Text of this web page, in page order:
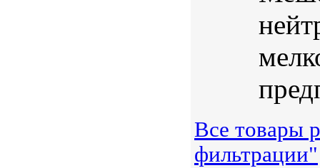
Все товары
фильтрации"